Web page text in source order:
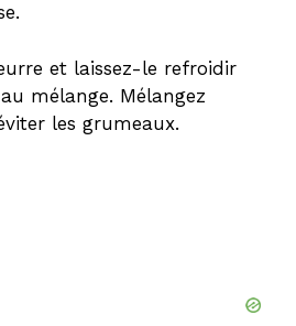
et laissez-le refroidir
mélange. Mélangez
les grumeaux.